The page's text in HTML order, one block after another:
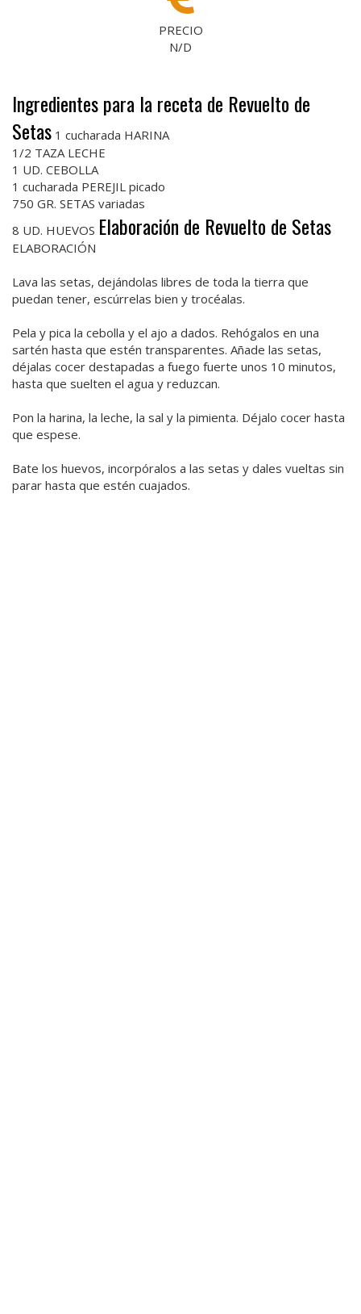
PRECIO
N/D
Ingredientes para la receta de Revuelto de
Setas 1 cucharada HARINA
1/2 TAZA LECHE
1 UD. CEBOLLA
1 cucharada PEREJIL picado
750 GR. SETAS variadas
8 UD. HUEVOS Elaboración de Revuelto de Setas
ELABORACIÓN
Lava las setas, dejándolas libres de toda la tierra que
puedan tener, escúrrelas bien y trocéalas.
Pela y pica la cebolla y el ajo a dados. Rehógalos en una
sartén hasta que estén transparentes. Añade las setas,
déjalas cocer destapadas a fuego fuerte unos 10 minutos,
hasta que suelten el agua y reduzcan.
Pon la harina, la leche, la sal y la pimienta. Déjalo cocer hasta
que espese.
Bate los huevos, incorpóralos a las setas y dales vueltas sin
parar hasta que estén cuajados.